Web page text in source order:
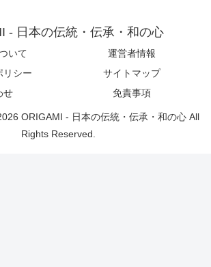
- 日本の伝統・伝承・和の心
いて
運営者情報
リシー
サイトマップ
せ
免責事項
ORIGAMI - 日本の伝統・伝承・和の心 All
Rights Reserved.